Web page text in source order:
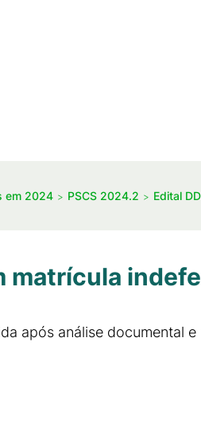
em 2024 PSCS 2024.2 Edital
matrícula
após análise documental